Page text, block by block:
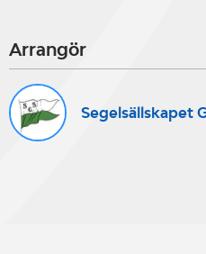
Arrangör
Segelsällskapet